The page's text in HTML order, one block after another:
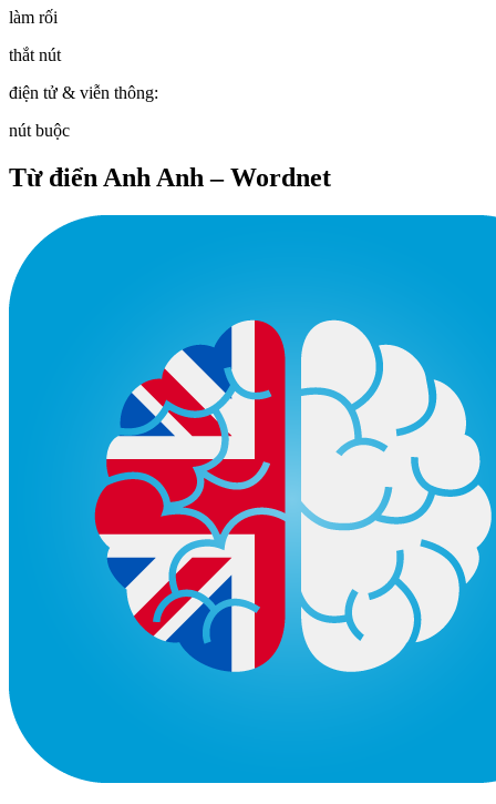
làm rối
thắt nút
điện tử & viễn thông:
nút buộc
Từ điển Anh Anh – Wordnet